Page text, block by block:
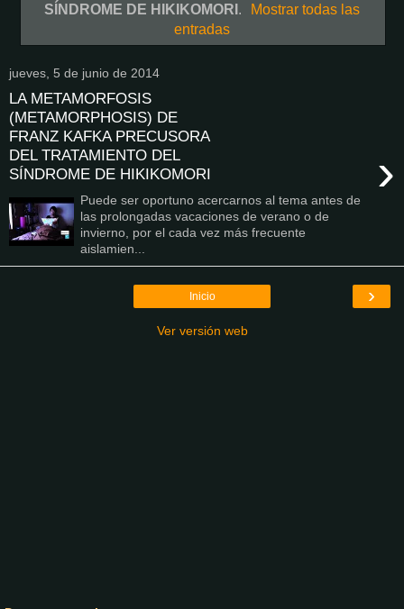
SÍNDROME DE HIKIKOMORI .
Mostrar todas las
entradas
jueves, 5 de junio de 2014
LA METAMORFOSIS
(METAMORPHOSIS) DE
FRANZ KAFKA PRECUSORA
DEL TRATAMIENTO DEL
SÍNDROME DE HIKIKOMORI
›
Puede ser oportuno acercarnos al tema antes de
las prolongadas vacaciones de verano o de
invierno, por el cada vez más frecuente
aislamien...
›
Inicio
Ver versión web